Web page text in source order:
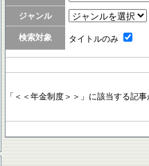
ジャンル
検索対象 タイトルのみ
「＜＜年金制度＞＞」に該当する記